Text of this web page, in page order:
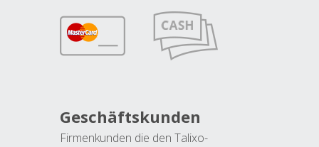
Geschäftskunden
Firmenkunden die den Talixo-